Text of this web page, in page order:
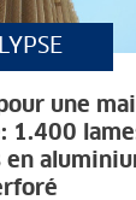
une
1.400
en